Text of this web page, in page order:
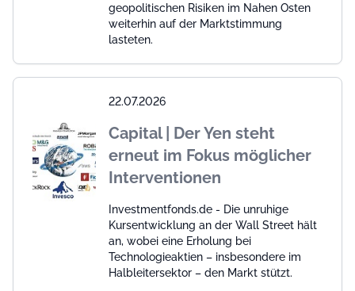
geopolitischen Risiken im Nahen Osten
weiterhin auf der Marktstimmung
lasteten.
22.07.2026
Capital | Der Yen steht
erneut im Fokus möglicher
Interventionen
Investmentfonds.de - Die unruhige
Kursentwicklung an der Wall Street hält
an, wobei eine Erholung bei
Technologieaktien – insbesondere im
Halbleitersektor – den Markt stützt.